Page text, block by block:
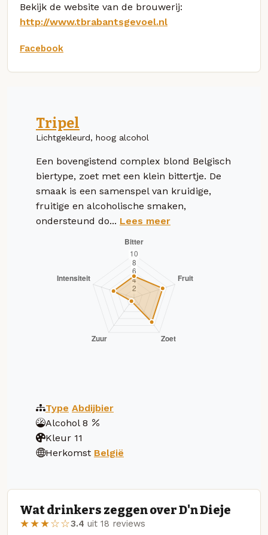
Bekijk de website van de brouwerij:
http://www.tbrabantsgevoel.nl
Facebook
Tripel
Lichtgekleurd, hoog alcohol
Een bovengistend complex blond Belgisch
biertype, zoet met een klein bittertje. De
smaak is een samenspel van kruidige,
fruitige en alcoholische smaken,
ondersteund do... Lees meer
Type Abdijbier
Alcohol 8
Kleur 11
Herkomst België
Wat drinkers zeggen over D'n Dieje
★★★☆☆3.4 uit 18 reviews